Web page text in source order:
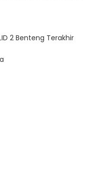
2 Benteng Terakhir